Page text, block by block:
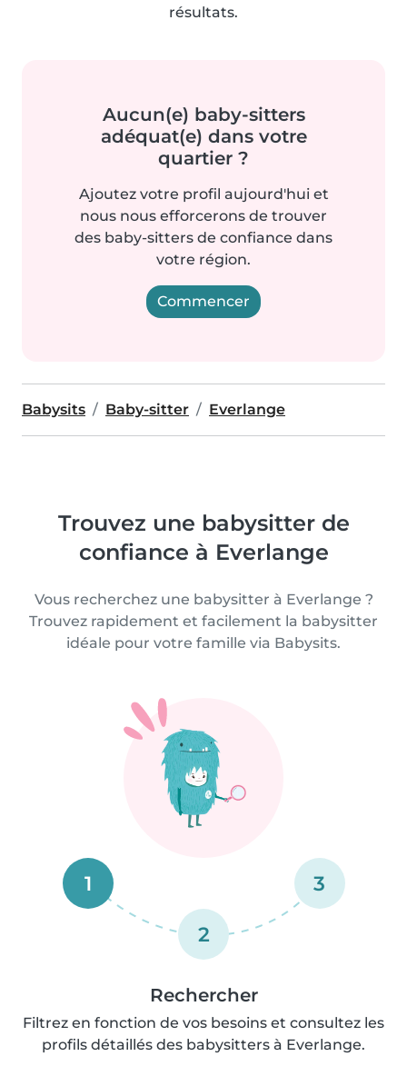
résultats.
Aucun(e) baby-sitters
adéquat(e) dans votre
quartier ?
Ajoutez votre profil aujourd'hui et
nous nous efforcerons de trouver
des baby-sitters de confiance dans
votre région.
Commencer
Babysits Baby-sitter Everlange
Trouvez une babysitter de
confiance à Everlange
Vous recherchez une babysitter à Everlange ?
Trouvez rapidement et facilement la babysitter
idéale pour votre famille via Babysits.
1
2
3
Rechercher
Filtrez en fonction de vos besoins et consultez les
profils détaillés des babysitters à Everlange.